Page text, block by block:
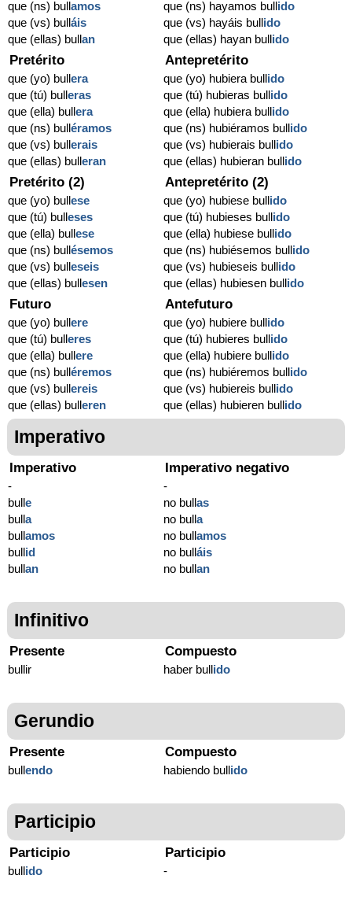
que (ns) bullamos
que (vs) bulláis
que (ellas) bullan
que (ns) hayamos bullido
que (vs) hayáis bullido
que (ellas) hayan bullido
Pretérito
que (yo) bullera
que (tú) bulleras
que (ella) bullera
que (ns) bulléramos
que (vs) bullerais
que (ellas) bulleran
Antepretérito
que (yo) hubiera bullido
que (tú) hubieras bullido
que (ella) hubiera bullido
que (ns) hubiéramos bullido
que (vs) hubierais bullido
que (ellas) hubieran bullido
Pretérito (2)
que (yo) bullese
que (tú) bulleses
que (ella) bullese
que (ns) bullésemos
que (vs) bulleseis
que (ellas) bullesen
Antepretérito (2)
que (yo) hubiese bullido
que (tú) hubieses bullido
que (ella) hubiese bullido
que (ns) hubiésemos bullido
que (vs) hubieseis bullido
que (ellas) hubiesen bullido
Futuro
que (yo) bullere
que (tú) bulleres
que (ella) bullere
que (ns) bulléremos
que (vs) bullereis
que (ellas) bulleren
Antefuturo
que (yo) hubiere bullido
que (tú) hubieres bullido
que (ella) hubiere bullido
que (ns) hubiéremos bullido
que (vs) hubiereis bullido
que (ellas) hubieren bullido
Imperativo
Imperativo
-
bulle
bulla
bullamos
bullid
bullan
Imperativo negativo
-
no bullas
no bulla
no bullamos
no bulláis
no bullan
Infinitivo
Presente
bullir
Compuesto
haber bullido
Gerundio
Presente
bullendo
Compuesto
habiendo bullido
Participio
Participio
bullido
Participio
-